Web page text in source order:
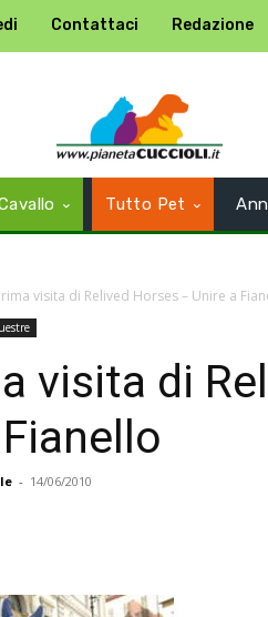
Contattaci Redazione
Tutto Pet
visita di Relived Horses – Unire a
visita di
- 14/06/2010